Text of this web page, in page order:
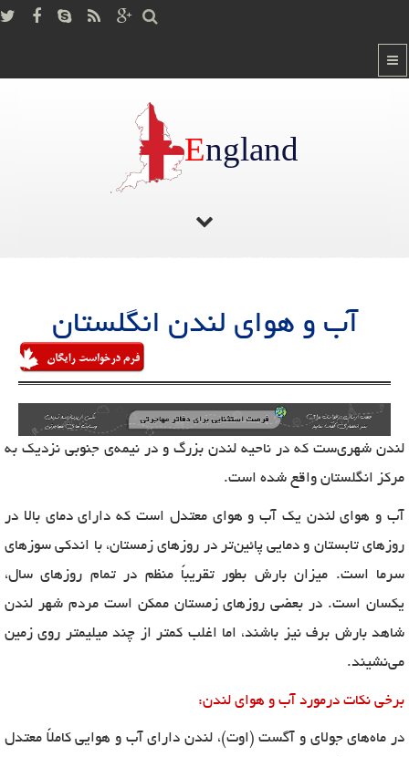
England
آب و هوای لندن انگلستان
لندن شهری‌ست که در ناحیه لندن بزرگ و در نیمه‌ی جنوبی نزدیک به
مرکز انگلستان واقع شده است.
آب و هوای لندن یک آب و هوای معتدل است که دارای دمای بالا در
روزهای تابستان و دمایی پائین‌تر در روزهای زمستان، با اندکی سوزهای
سرما است. میزان بارش بطور تقریباً منظم در تمام روزهای سال،
یکسان است. در بعضی روزهای زمستان ممکن است مردم شهر لندن
شاهد بارش برف نیز باشند، اما اغلب کمتر از چند میلیمتر روی زمین
می‌نشیند.
برخی نکات درمورد آب و هوای لندن:
در ماه‌های جولای و آگست (اوت)، لندن دارای آب و هوایی کاملاً معتدل